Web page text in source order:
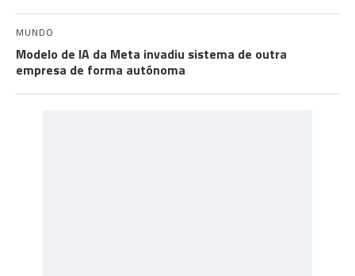
MUNDO
Modelo de IA da Meta invadiu sistema de outra
empresa de forma autónoma